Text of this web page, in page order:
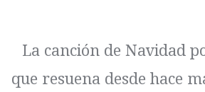
La canción de Navidad
que resuena desde hace